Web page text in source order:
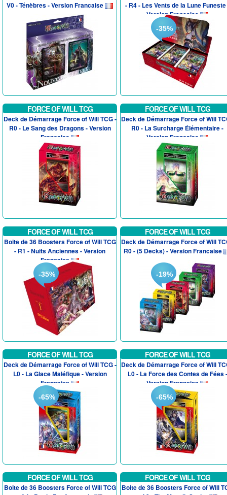
V0 - Ténèbres - Version Francaise
- R4 - Les Vents de la Lune
Version Francaise
-35%
FORCE OF WILL TCG
Deck de Démarrage Force of Will TCG -
R0 - Le Sang des Dragons - Version
Francaise
FORCE OF WILL TCG
Deck de Démarrage Force of Will
R0 - La Surcharge Élémentaire -
Version Francaise
FORCE OF WILL TCG
Boite de 36 Boosters Force of Will TCG
- R1 - Nuits Anciennes - Version
Francaise
-35%
FORCE OF WILL TCG
Deck de Démarrage Force of Will
R0 - (5 Decks) - Version Francaise
-19%
FORCE OF WILL TCG
Deck de Démarrage Force of Will TCG -
L0 - La Glace Maléfique - Version
Francaise
-65%
FORCE OF WILL TCG
Deck de Démarrage Force of Will
L0 - La Force des Contes de Fées -
Version Francaise
-65%
FORCE OF WILL TCG
Boite de 36 Boosters Force of Will TCG
FORCE OF WILL TCG
Boite de 36 Boosters Force of Will